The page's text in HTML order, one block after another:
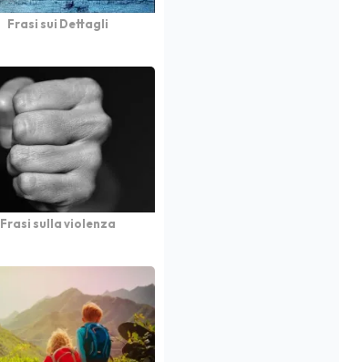
Frasi sui Dettagli
Frasi sulla violenza